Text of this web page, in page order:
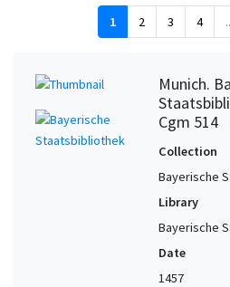
1 2 3 4
Munich.
Cgm 514
Collection
Bayerische
Library
Bayerische
Date
1457